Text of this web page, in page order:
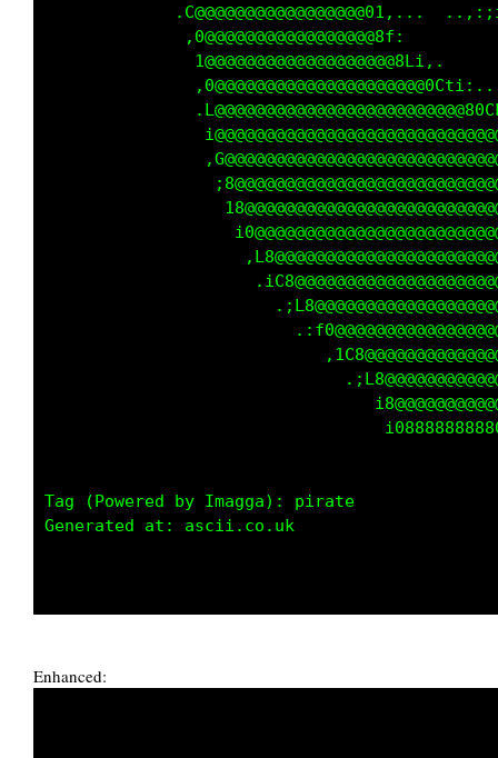
.C@@@@@@@@@@@@@@@@@01,...
,0@@@@@@@@@@@@@@@@@8f:
Tag (Powered by Imagga): pirate
Generated at: ascii.co.uk
Enhanced: